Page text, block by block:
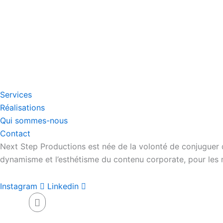
Services
Réalisations
Qui sommes-nous
Contact
Next Step Productions est née de la volonté de
dynamisme et l’esthétisme du contenu corporate, pour
Instagram Linkedin